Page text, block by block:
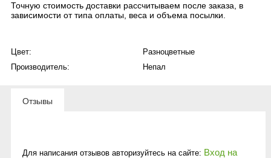
Точную стоимость доставки рассчитываем после заказа, в
зависимости от типа оплаты, веса и объема посылки.
Цвет:
Разноцветные
Производитель:
Непал
Отзывы
Для написания отзывов авторизуйтесь на сайте: Вход на